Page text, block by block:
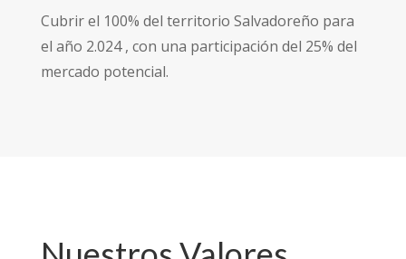
Cubrir el 100% del territorio Salvadoreño para
el año 2.024 , con una participación del 25% del
mercado potencial.